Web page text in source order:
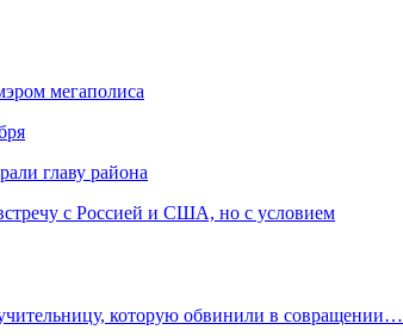
мегаполиса
главу района
с Россией и США, но с условием
которую обвинили в совращении…